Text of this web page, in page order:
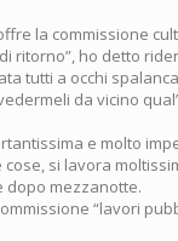
la commissione
ritorno”, ho detto
tutti a occhi spalancati.
da vicino
e molto
si lavora
dopo mezzanotte.
“lavori